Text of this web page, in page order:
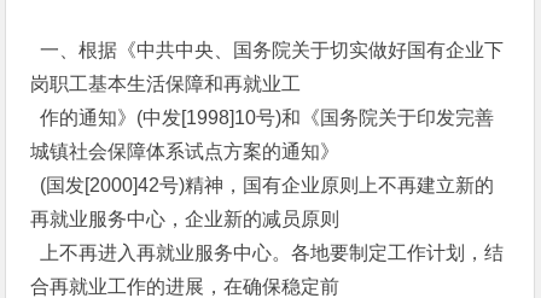
一、根据《中共中央、国务院关于切实做好国有企业下
岗职工基本生活保障和再就业工
作的通知》(中发[1998]10号)和《国务院关于印发完善
城镇社会保障体系试点方案的通知》
(国发[2000]42号)精神，国有企业原则上不再建立新的
再就业服务中心，企业新的减员原则
上不再进入再就业服务中心。各地要制定工作计划，结
合再就业工作的进展，在确保稳定前